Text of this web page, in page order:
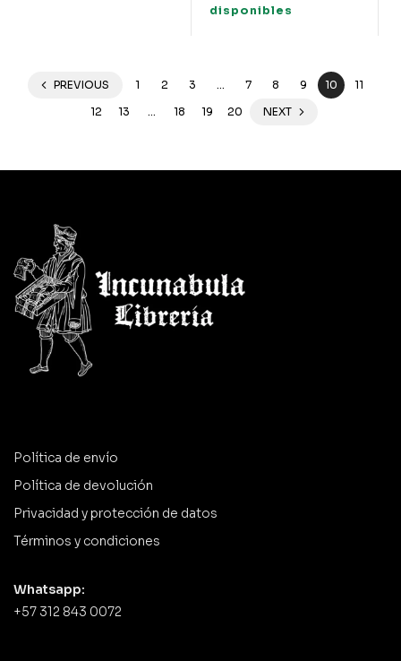
disponibles
PREVIOUS 1 2 3 … 7 8 9 10
11
12
13 … 18 19 20 NEXT
Política de envío
Política de devolución
Privacidad y protección de datos
Términos y condiciones
Whatsapp:
+57 312 843 0072